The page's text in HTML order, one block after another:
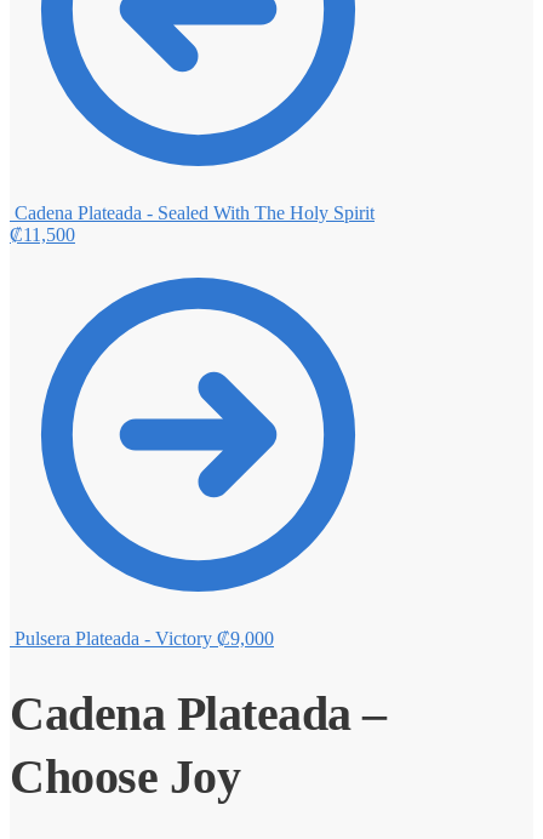
Cadena Plateada - Sealed With The Holy Spirit
₡11,500
Pulsera Plateada - Victory ₡9,000
Cadena Plateada –
Choose Joy